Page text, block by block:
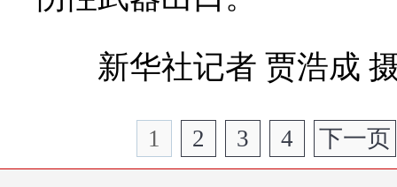
新华社记者 贾浩成
1 2 3 4 下一页